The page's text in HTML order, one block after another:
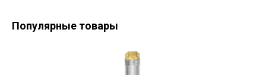
Популярные товары